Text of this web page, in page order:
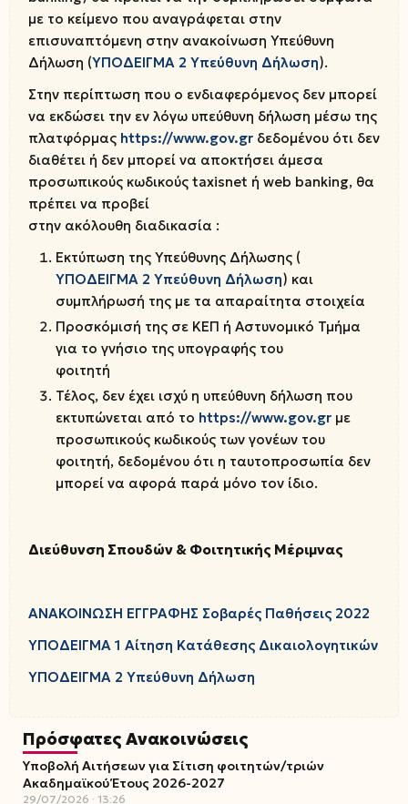
με το κείμενο που αναγράφεται στην
επισυναπτόμενη στην ανακοίνωση Υπεύθυνη
Δήλωση (ΥΠΟΔΕΙΓΜΑ 2 Υπεύθυνη Δήλωση).
Στην περίπτωση που ο ενδιαφερόμενος δεν μπορεί
να εκδώσει την εν λόγω υπεύθυνη δήλωση μέσω της
πλατφόρμας https://www.gov.gr δεδομένου ότι δεν
διαθέτει ή δεν μπορεί να αποκτήσει άμεσα
προσωπικούς κωδικούς taxisnet ή web banking, θα
πρέπει να προβεί
στην ακόλουθη διαδικασία :
Εκτύπωση της Υπεύθυνης Δήλωσης (
ΥΠΟΔΕΙΓΜΑ 2 Υπεύθυνη Δήλωση) και
συμπλήρωσή της με τα απαραίτητα στοιχεία
Προσκόμισή της σε ΚΕΠ ή Αστυνομικό Τμήμα
για το γνήσιο της υπογραφής του
φοιτητή
Τέλος, δεν έχει ισχύ η υπεύθυνη δήλωση που
εκτυπώνεται από το https://www.gov.gr με
προσωπικούς κωδικούς των γονέων του
φοιτητή, δεδομένου ότι η ταυτοπροσωπία δεν
μπορεί να αφορά παρά μόνο τον ίδιο.
Διεύθυνση Σπουδών & Φοιτητικής Μέριμνας
ΑΝΑΚΟΙΝΩΣΗ ΕΓΓΡΑΦΗΣ Σοβαρές Παθήσεις 2022
ΥΠΟΔΕΙΓΜΑ 1 Αίτηση Κατάθεσης Δικαιολογητικών
ΥΠΟΔΕΙΓΜΑ 2 Υπεύθυνη Δήλωση
Πρόσφατες Ανακοινώσεις
Υποβολή Αιτήσεων για Σίτιση φοιτητών/τριών
Ακαδημαϊκού Έτους 2026-2027
29/07/2026 13:26